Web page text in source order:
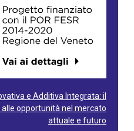
e Additiva Integrata: il
opportunità nel mercato
attuale e futuro